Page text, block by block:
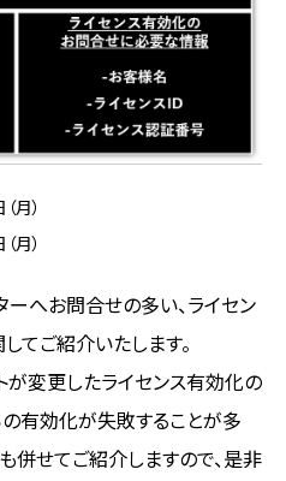
月）
月）
へお問合せの多い、ライセン
てご紹介いたします。
が変更したライセンス有効化の
有効化が失敗することが多
併せてご紹介しますので、是非